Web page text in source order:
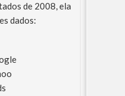
de 2008, ela
dados: